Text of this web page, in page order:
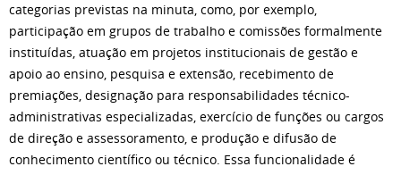
categorias previstas na minuta, como, por exemplo,
participação em grupos de trabalho e comissões formalmente
instituídas, atuação em projetos institucionais de gestão e
apoio ao ensino, pesquisa e extensão, recebimento de
premiações, designação para responsabilidades técnico-
administrativas especializadas, exercício de funções ou cargos
de direção e assessoramento, e produção e difusão de
conhecimento científico ou técnico. Essa funcionalidade é